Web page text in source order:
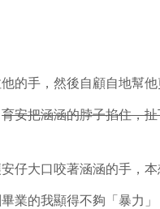
的手，然後自顧自地幫
育安把涵涵的脖子掐住，
仔大口咬著涵涵的手，
業的我顯得不夠「暴力